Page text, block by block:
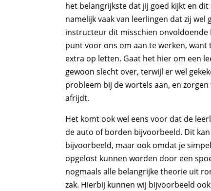
het belangrijkste dat jij goed kijkt en
namelijk vaak van leerlingen dat zij
instructeur dit misschien onvoldoende
punt voor ons om aan te werken,
extra op letten. Gaat het hier om een
gewoon slecht over, terwijl er wel
probleem bij de wortels aan, en
afrijdt.
Het komt ook wel eens voor dat de
de auto of borden bijvoorbeeld. Dit
bijvoorbeeld, maar ook omdat je
opgelost kunnen worden door een
nogmaals alle belangrijke theorie uit
zak. Hierbij kunnen wij bijvoorbeeld